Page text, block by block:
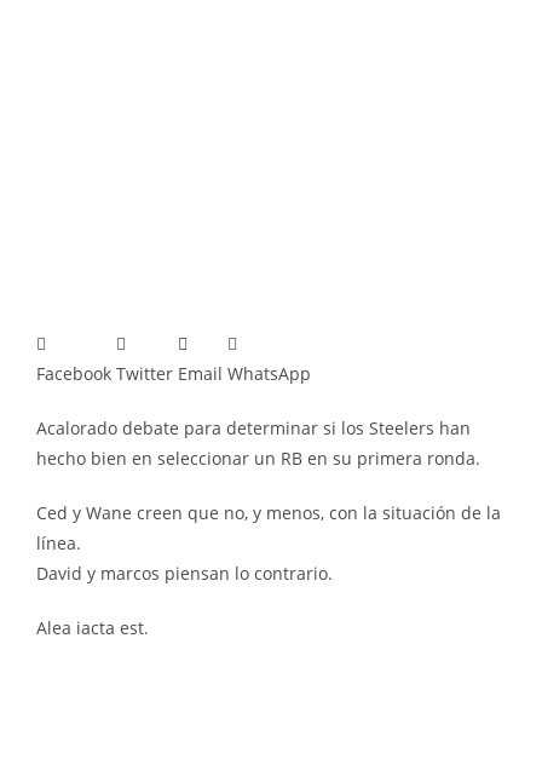
Facebook Twitter Email WhatsApp
Acalorado debate para determinar si los Steelers han
hecho bien en seleccionar un RB en su primera ronda.
Ced y Wane creen que no, y menos, con la situación de la
línea.
David y marcos piensan lo contrario.
Alea iacta est.